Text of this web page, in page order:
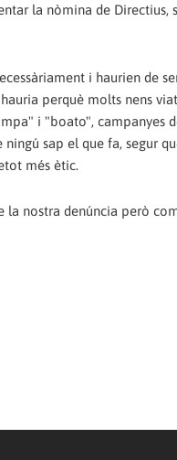
la nòmina de
i haurien de
perquè molts nens
i "boato", campanyes
sap el que fa, segur
més ètic.
la nostra denúncia però